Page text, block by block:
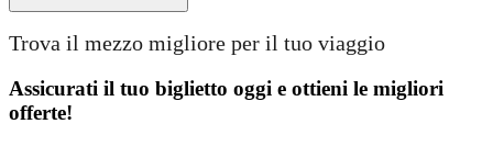
Trova il mezzo migliore per il tuo viaggio
Assicurati il ​​tuo biglietto oggi e ottieni le migliori
offerte!